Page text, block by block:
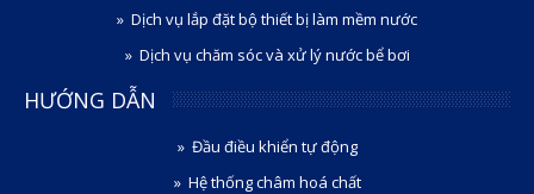
Dịch vụ lắp đặt bộ thiết bị làm mềm nước
Dịch vụ chăm sóc và xử lý nước bể bơi
HƯỚNG DẪN
Đầu điều khiển tự động
Hệ thống châm hoá chất